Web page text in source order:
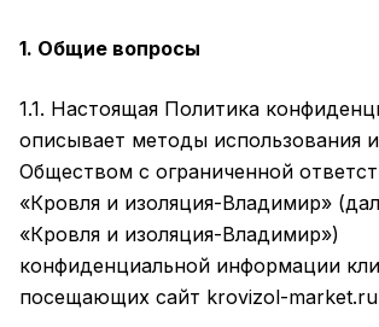
1. Общие вопросы
1.1. Настоящая Политика
описывает методы использования
Обществом с ограниченной
«Кровля и изоляция-Владимир»
«Кровля и изоляция-Владимир»)
конфиденциальной информации
посещающих сайт krovizol-